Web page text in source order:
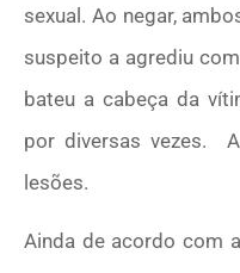
sexual. Ao negar,
suspeito a agrediu
bateu a cabeça da
por diversas vezes.
lesões.
Ainda de acordo com